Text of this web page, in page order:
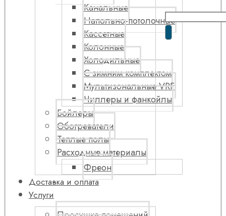
Канальные
Напольно-потолочные
Кассетные
Колонные
Холодильные
С зимним комплектом
Мультизональные VRF
Чиллеры и фанкойлы
Бойлеры
Обогреватели
Теплые полы
Расходные материалы
Фреон
Доставка и оплата
Услуги